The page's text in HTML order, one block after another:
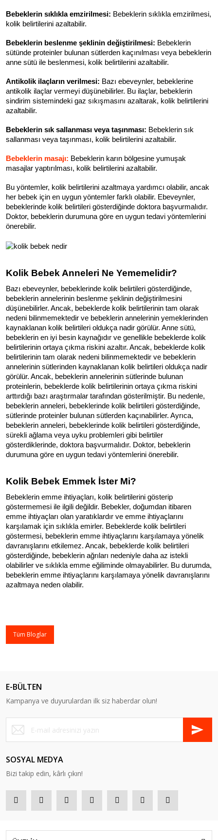
Bebeklerin sıklıkla emzirilmesi: Bebeklerin sıklıkla emzirilmesi,
kolik belirtilerini azaltabilir.
Bebeklerin beslenme şeklinin değiştirilmesi: Bebeklerin
sütünde proteinler bulunan sütlerden kaçınılması veya bebeklerin
anne sütü ile beslenmesi, kolik belirtilerini azaltabilir.
Antikolik ilaçların verilmesi: Bazı ebeveynler, bebeklerine
antikolik ilaçlar vermeyi düşünebilirler. Bu ilaçlar, bebeklerin
sindirim sistemindeki gaz sıkışmasını azaltarak, kolik belirtilerini
azaltabilir.
Bebeklerin sık sallanması veya taşınması: Bebeklerin sık
sallanması veya taşınması, kolik belirtilerini azaltabilir.
Bebeklerin masajı: Bebeklerin karın bölgesine yumuşak
masajlar yaptırılması, kolik belirtilerini azaltabilir.
Bu yöntemler, kolik belirtilerini azaltmaya yardımcı olabilir, ancak
her bebek için en uygun yöntemler farklı olabilir. Ebeveynler,
bebeklerinde kolik belirtileri gösterdiğinde doktora başvurmalıdır.
Doktor, bebeklerin durumuna göre en uygun tedavi yöntemlerini
önerebilir.
Kolik Bebek Anneleri Ne Yememelidir?
Bazı ebeveynler, bebeklerinde kolik belirtileri gösterdiğinde,
bebeklerin annelerinin beslenme şeklinin değiştirilmesini
düşünebilirler. Ancak, bebeklerde kolik belirtilerinin tam olarak
nedeni bilinmemektedir ve bebeklerin annelerinin yemeklerinden
kaynaklanan kolik belirtileri oldukça nadir görülür. Anne sütü,
bebeklerin en iyi besin kaynağıdır ve genellikle bebeklerde kolik
belirtilerinin ortaya çıkma riskini azaltır. Ancak, bebeklerde kolik
belirtilerinin tam olarak nedeni bilinmemektedir ve bebeklerin
annelerinin sütlerinden kaynaklanan kolik belirtileri oldukça nadir
görülür. Ancak, bebeklerin annelerinin sütlerinde bulunan
proteinlerin, bebeklerde kolik belirtilerinin ortaya çıkma riskini
arttırdığı bazı araştırmalar tarafından gösterilmiştir. Bu nedenle,
bebeklerin anneleri, bebeklerinde kolik belirtileri gösterdiğinde,
sütlerinde proteinler bulunan sütlerden kaçınabilirler. Ayrıca,
bebeklerin anneleri, bebeklerinde kolik belirtileri gösterdiğinde,
sürekli ağlama veya uyku problemleri gibi belirtiler
gösterdiklerinde, doktora başvurmalıdır. Doktor, bebeklerin
durumuna göre en uygun tedavi yöntemlerini önerebilir.
Kolik Bebek Emmek İster Mi?
Bebeklerin emme ihtiyaçları, kolik belirtilerini gösterip
göstermemesi ile ilgili değildir. Bebekler, doğumdan itibaren
emme ihtiyaçları olan yaratıklardır ve emme ihtiyaçlarını
karşılamak için sıklıkla emirler. Bebeklerde kolik belirtileri
göstermesi, bebeklerin emme ihtiyaçlarını karşılamaya yönelik
davranışlarını etkilemez. Ancak, bebeklerde kolik belirtileri
gösterdiğinde, bebeklerin ağrıları nedeniyle daha az istekli
olabilirler ve sıklıkla emme eğiliminde olmayabilirler. Bu durumda,
bebeklerin emme ihtiyaçlarını karşılamaya yönelik davranışlarını
azaltmaya neden olabilir.
Tüm Bloglar
E-BÜLTEN
Kampanya ve duyurulardan ilk siz haberdar olun!
SOSYAL MEDYA
Bizi takip edin, kârlı çıkın!